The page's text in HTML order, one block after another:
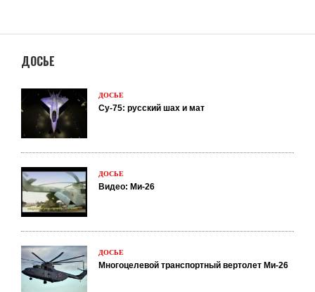
ДОСЬЕ
ДОСЬЕ
Су-75: русский шах и мат
ДОСЬЕ
Видео: Ми-26
ДОСЬЕ
Многоцелевой транспортный вертолет Ми-26